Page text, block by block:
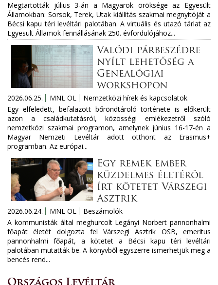
Megtartották július 3-án a Magyarok öröksége az Egyesült
Államokban: Sorsok, Terek, Utak kiállítás szakmai megnyitóját a
Bécsi kapu téri levéltári palotában. A virtuális és utazó tárlat az
Egyesült Államok fennállásának 250. évfordulójához...
Valódi párbeszédre
nyílt lehetőség a
Genealógiai
workshopon
2026.06.25. MNL OL
Nemzetközi hírek és kapcsolatok
Egy elfeledett, befalazott bőröndtároló története is előkerült
azon a családkutatásról, közösségi emlékezetről szóló
nemzetközi szakmai programon, amelynek június 16-17-én a
Magyar Nemzeti Levéltár adott otthont az Erasmus+
programban. Az európai...
Egy remek ember
küzdelmes életéről
írt kötetet Várszegi
Asztrik
2026.06.24. MNL OL
Beszámolók
A kommunisták által meghurcolt Legányi Norbert pannonhalmi
főapát életét dolgozta fel Várszegi Asztrik OSB, emeritus
pannonhalmi főapát, a kötetet a Bécsi kapu téri levéltári
palotában mutatták be. A könyvből egyszerre ismerhetjük meg a
bencés rend...
Országos Levéltár